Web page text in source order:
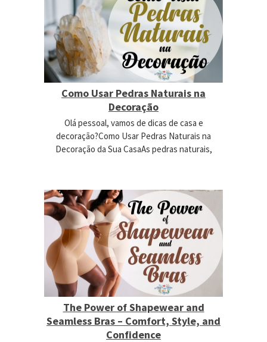
Como Usar Pedras Naturais na
Decoração
Olá pessoal, vamos de dicas de casa e
decoração?Como Usar Pedras Naturais na
Decoração da Sua CasaAs pedras naturais,
The Power of Shapewear and
Seamless Bras – Comfort, Style, and
Confidence